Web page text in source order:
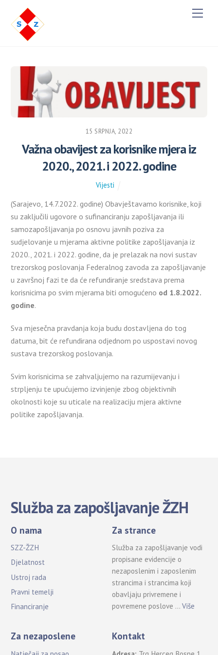
M
e
15 SRPNJA, 2022
Važna obavijest za korisnike mjera iz
2020., 2021. i 2022. godine
Vijesti
(Sarajevo, 14.7.2022. godine) Obavještavamo korisnike, koji
su zaključili ugovore o sufinanciranju zapošljavanja ili
samozapošljavanja po osnovu javnih poziva za
sudjelovanje u mjerama aktivne politike zapošljavanja iz
2020., 2021. i 2022. godine, da je prelazak na novi sustav
trezorskog poslovanja Federalnog zavoda za zapošljavanje
u završnoj fazi te da će refundiranje sredstava prema
korisnicima po svim mjerama biti omogućeno od 1.8.2022.
godine.
Sva mjesečna pravdanja koja budu dostavljena do tog
datuma, bit će refundirana odjednom po uspostavi novog
sustava trezorskog poslovanja.
Svim korisnicima se zahvaljujemo na razumijevanju i
strpljenju te upućujemo izvinjenje zbog objektivnih
okolnosti koje su uticale na realizaciju mjera aktivne
politike zapošljavanja.
Služba za zapošljavanje ŽZH
O nama
SZZ-ŽZH
Djelatnost
Ustroj rada
Pravni temelji
Financiranje
Za strance
Služba za zapošljavanje vodi
propisane evidencije o
nezaposlenim i zaposlenim
strancima i strancima koji
obavljaju privremene i
povremene poslove …Više
Za nezaposlene Kontakt